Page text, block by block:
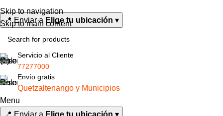
Skip to navigation
Skip to main content
📍 Enviar a Elige tu ubicación ▾
Servicio al Cliente
77277000
Envío gratis
Quetzaltenango y Municipios
Menu
📍 Enviar a Elige tu ubicación ▾